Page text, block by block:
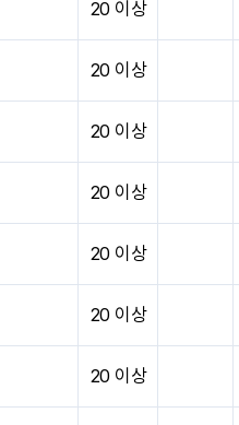
20 이상
20 이상
20 이상
20 이상
20 이상
20 이상
20 이상